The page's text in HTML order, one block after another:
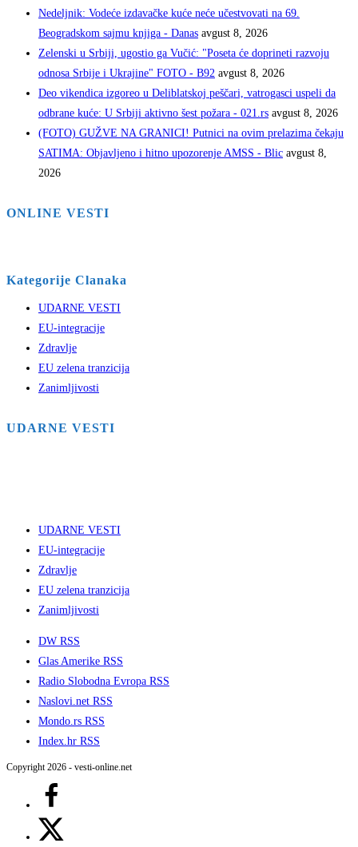
Nedeljnik: Vodeće izdavačke kuće neće učestvovati na 69.
Beogradskom sajmu knjiga - Danas avgust 8, 2026
Zelenski u Srbiji, ugostio ga Vučić: "Poseta će doprineti razvoju
odnosa Srbije i Ukrajine" FOTO - B92 avgust 8, 2026
Deo vikendica izgoreo u Deliblatskoj peščari, vatrogasci uspeli da
odbrane kuće: U Srbiji aktivno šest požara - 021.rs avgust 8, 2026
(FOTO) GUŽVE NA GRANICI! Putnici na ovim prelazima čekaju
SATIMA: Objavljeno i hitno upozorenje AMSS - Blic avgust 8,
2026
ONLINE VESTI
Kategorije Clanaka
UDARNE VESTI
EU-integracije
Zdravlje
EU zelena tranzicija
Zanimljivosti
UDARNE VESTI
UDARNE VESTI
EU-integracije
Zdravlje
EU zelena tranzicija
Zanimljivosti
DW RSS
Glas Amerike RSS
Radio Slobodna Evropa RSS
Naslovi.net RSS
Mondo.rs RSS
Index.hr RSS
Copyright 2026 - vesti-online.net